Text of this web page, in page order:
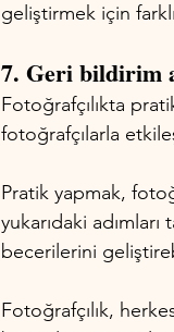
geliştirmek için
7. Geri bildirim
Fotoğrafçılıkta
fotoğrafçılarla
Pratik yapmak,
yukarıdaki
becerilerini
Fotoğrafçılık,